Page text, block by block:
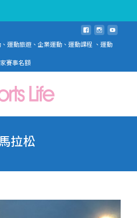
運動旅遊、企業運動、運動課程 、運動
賽事名額
拉松